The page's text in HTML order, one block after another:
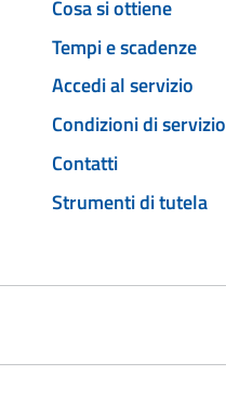
Cosa si ottiene
Tempi e scadenze
Accedi al servizio
Condizioni di servizio
Contatti
Strumenti di tutela